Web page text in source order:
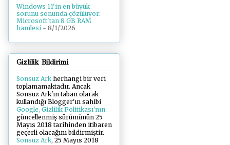
Windows 11'in en büyük
sorunu sonunda çözülüyor:
Microsoft'tan 8 GB RAM
hamlesi - 8/1/2026
Gizlilik Bildirimi
Sonsuz Arkherhangi bir veri
toplamamaktadır. Ancak
Sonsuz Ark'ın taban olarak
kullandığı Blogger'ın sahibi
Google, Gizlilik Politikası'nın
güncellenmiş sürümünün 25
Mayıs 2018 tarihinden itibaren
geçerli olacağını bildirmiştir.
Sonsuz Ark, 25 Mayıs 2018